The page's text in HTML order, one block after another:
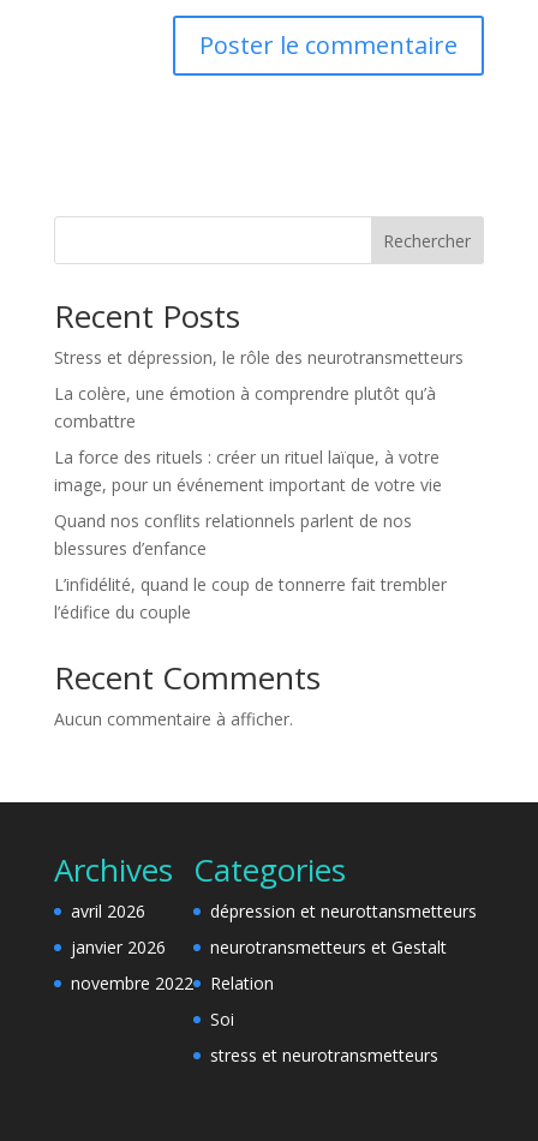
e
:
Rechercher
Recent Posts
Stress et dépression, le rôle des neurotransmetteurs
La colère, une émotion à comprendre plutôt qu’à
combattre
La force des rituels : créer un rituel laïque, à votre
image, pour un événement important de votre vie
Quand nos conflits relationnels parlent de nos
blessures d’enfance
L’infidélité, quand le coup de tonnerre fait trembler
l’édifice du couple
Recent Comments
Aucun commentaire à afficher.
Archives
avril 2026
janvier 2026
novembre 2022
Categories
dépression et neurottansmetteurs
neurotransmetteurs et Gestalt
Relation
Soi
stress et neurotransmetteurs